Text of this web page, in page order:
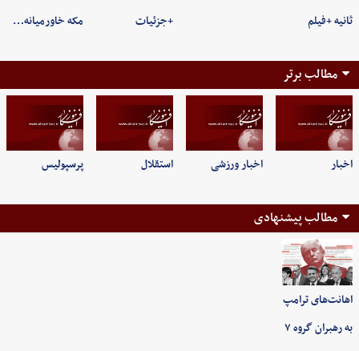
ثانیه +فیلم
+جزئیات
مکه خاورمیانه…
مطالب برتر
اخبار اخبار ورزشی استقلال پرسپولیس
مطالب پیشنهادی
اهانت‌های ترامپ
به رهبران گروه ۷